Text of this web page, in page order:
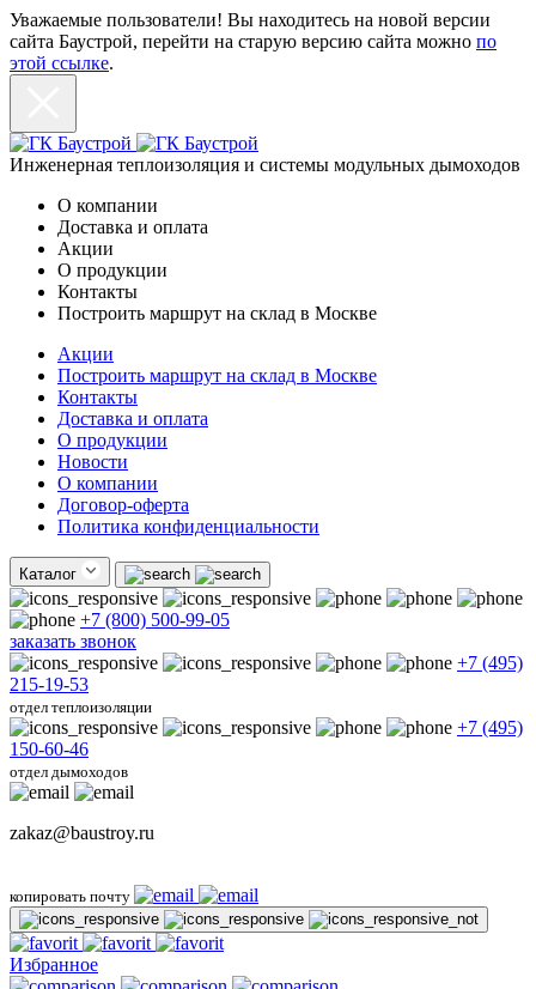
Уважаемые пользователи! Вы находитесь на новой версии
сайта Баустрой, перейти на старую версию сайта можно по
этой ссылке.
Инженерная теплоизоляция и системы модульных дымоходов
О компании
Доставка и оплата
Акции
О продукции
Контакты
Построить маршрут на склад в Москве
Акции
Построить маршрут на склад в Москве
Контакты
Доставка и оплата
О продукции
Новости
О компании
Договор-оферта
Политика конфиденциальности
Каталог
+7 (800) 500-99-05
заказать звонок
+7 (495)
215-19-53
отдел теплоизоляции
+7 (495)
150-60-46
отдел дымоходов
zakaz@baustroy.ru
копировать почту
Избранное